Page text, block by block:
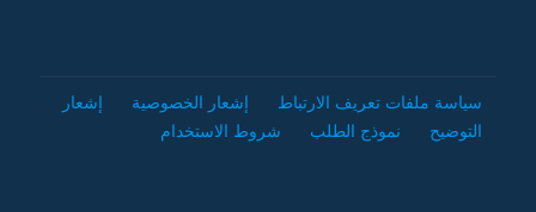
سياسة ملفات تعريف الارتباط إشعار الخصوصية
إشعار
التوضيح
نموذج الطلب شروط الاستخدام